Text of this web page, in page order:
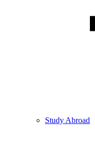
Study Abroad